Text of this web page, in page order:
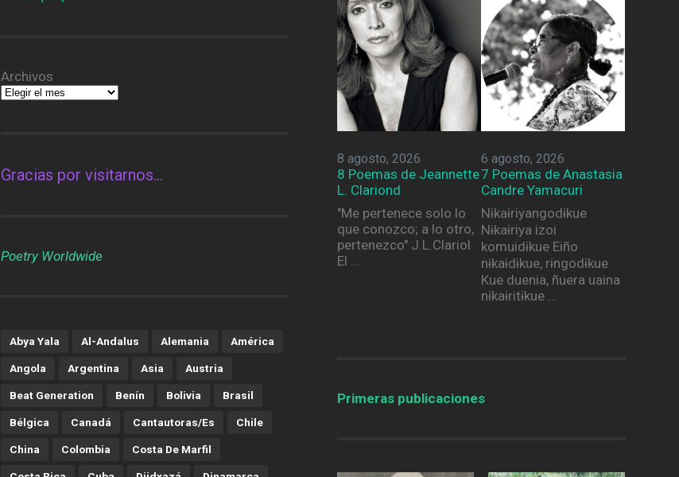
Archivos
Gracias por visitarnos…
Poetry Worldwide
Abya Yala Al-Andalus Alemania América
Angola Argentina Asia Austria
Beat Generation Benín Bolivia Brasil
Bélgica Canadá Cantautoras/es Chile
China Colombia Costa De Marfil
8 agosto, 2026
8 Poemas de Jeannette
L. Clariond
"Me pertenece solo lo
que conozco; a lo otro,
pertenezco" J.L.Clariol
El …
6 agosto, 2026
7 Poemas de Anastasia
Candre Yamacuri
Nɨkaɨriyangodɨkue
Nɨkaɨriya izoi
komuidɨkue Eiño
nɨkaɨdɨkue, rɨngodɨkue
Kue duenia, ñuera uaina
nɨkaɨritɨkue …
Primeras publicaciones